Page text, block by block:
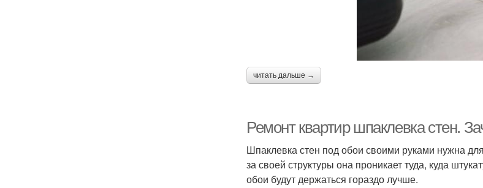
читать дальше →
Ремонт квартир шпаклевка стен.
Шпаклевка стен под обои своими руками нужна
за своей структуры она проникает туда, куда
обои будут держаться гораздо лучше.